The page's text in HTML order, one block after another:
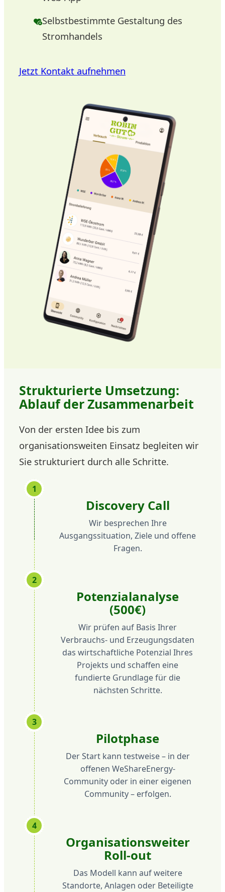
Selbstbestimmte Gestaltung des
Stromhandels
Jetzt Kontakt aufnehmen
Strukturierte Umsetzung:
Ablauf der Zusammenarbeit
Von der ersten Idee bis zum
organisationsweiten Einsatz begleiten wir
Sie strukturiert durch alle Schritte.
1
Discovery Call
Wir besprechen Ihre
Ausgangssituation, Ziele und offene
Fragen.
2
Potenzialanalyse
(500€)
Wir prüfen auf Basis Ihrer
Verbrauchs- und Erzeugungsdaten
das wirtschaftliche Potenzial Ihres
Projekts und schaffen eine
fundierte Grundlage für die
nächsten Schritte.
3
Pilotphase
Der Start kann testweise – in der
offenen WeShareEnergy-
Community oder in einer eigenen
Community – erfolgen.
4
Organisationsweiter
Roll-out
Das Modell kann auf weitere
Standorte, Anlagen oder Beteiligte